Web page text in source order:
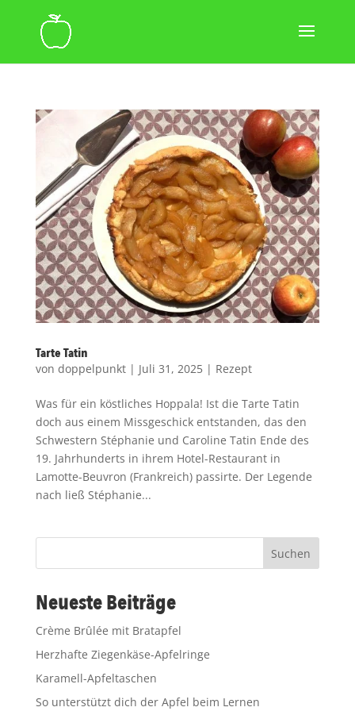
Tarte Tatin
von doppelpunkt| Juli 31, 2025| Rezept
Was für ein köstliches Hoppala! Ist die Tarte Tatin
doch aus einem Missgeschick entstanden, das den
Schwestern Stéphanie und Caroline Tatin Ende des
19. Jahrhunderts in ihrem Hotel-Restaurant in
Lamotte-Beuvron (Frankreich) passirte. Der Legende
nach ließ Stéphanie...
Suchen
Neueste Beiträge
Crème Brûlée mit Bratapfel
Herzhafte Ziegenkäse-Apfelringe
Karamell-Apfeltaschen
So unterstützt dich der Apfel beim Lernen